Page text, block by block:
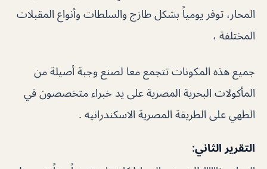
المحار، توفر يومياً بشكل طازج والسلطات وأنواع المقبلات
المختلفة ،
جميع هذه المكونات تتجمع معا لصنع وجبة أصيلة من
المأكولات البحرية المصرية على يد خبراء متخصصون في
الطهي على الطريقة المصرية الاسكندرانيه .
التقرير الثاني: